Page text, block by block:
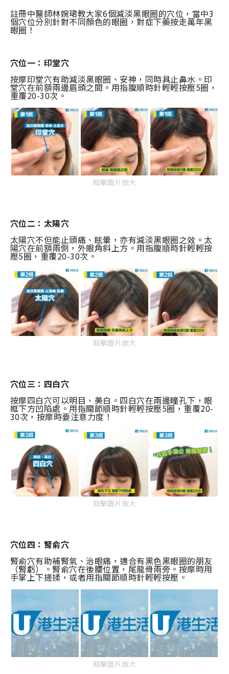
註冊中醫師林婉珺教大家6個減淡黑眼圈的穴位，當中3
個穴位分別針對不同顏色的眼圈，對症下藥按走萬年黑
眼圈！
穴位一：印堂穴
按摩印堂穴有助減淡黑眼圈、安神，同時具止鼻水。印
堂穴在前額兩邊眉頭之間。用指腹順時針輕輕按壓5圈，
重覆20-30次。
點擊圖片放大
穴位二：太陽穴
太陽穴不但能止頭痛、眩暈，亦有減淡黑眼圈之效。太
陽穴在前額兩側，外眼角斜上方。用指腹順時針輕輕按
壓5圈，重覆20-30次。
點擊圖片放大
穴位三：四白穴
按摩四白穴可以明目、美白。四白穴在兩邊瞳孔下，眼
眶下方凹陷處。用指關節順時針輕輕按壓5圈，重覆20-
30次，按摩時要注意力度！
點擊圖片放大
穴位四：腎俞穴
腎俞穴有助補腎氣、治眼痛，適合有黑色黑眼圈的朋友
（腎虧）。腎俞穴在後腰位置，尾龍骨兩旁。按摩時用
手掌上下搓揉，或者用指關節順時針輕輕按壓。
點擊圖片放大